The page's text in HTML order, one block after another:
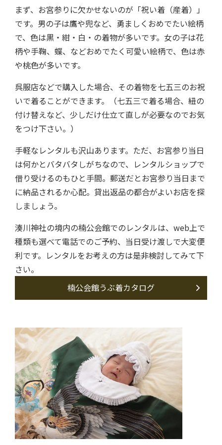
まず、お宮参りに欠かせないのが「祝い着（産着）」
です。男の子は鷹や兜など、勇ましくおめでたい絵柄
で、色は黒・紺・白・の着物が多いです。女の子は花
柄や手鞠、蝶、などおめでたく可愛い絵柄で、色は赤
や桃色が多いです。
呉服店などで購入した場合、その着物を七五三のお祝
いで着ることができます。（七五三で着る場合、紐の
付け替えなど、少しだけ仕立て直しが必要なのでお気
をつけ下さい。）
手軽なレンタルも沢山あります。ただ、お宮参り当日
は何かとバタバタしがちなので、レンタルショップで
借り受けるのもひと手間。郵送だとお宮参り当日まで
に納品されるか心配。貸出返品の都合がよいお店を探
しましょう。
湊川神社の境内の楠公会館でのレンタルは、web上で
種類も選べて電話でのご予約、当日受け渡しで大変便
利です。レンタルをお考えの方は是非検討してみて下
さい。
楠公会館うぶ着カタログ